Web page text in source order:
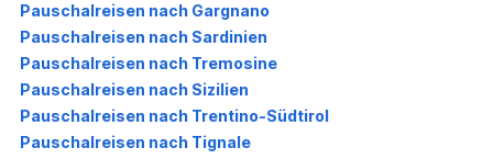
Pauschalreisen nach Gargnano
Pauschalreisen nach Sardinien
Pauschalreisen nach Tremosine
Pauschalreisen nach Sizilien
Pauschalreisen nach Trentino-Südtirol
Pauschalreisen nach Tignale